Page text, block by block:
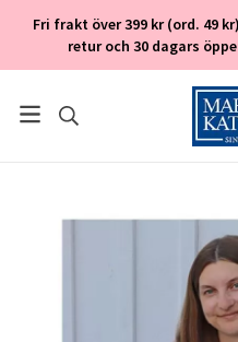
Fri frakt över 399 kr (ord. 49
retur och 30 dagars